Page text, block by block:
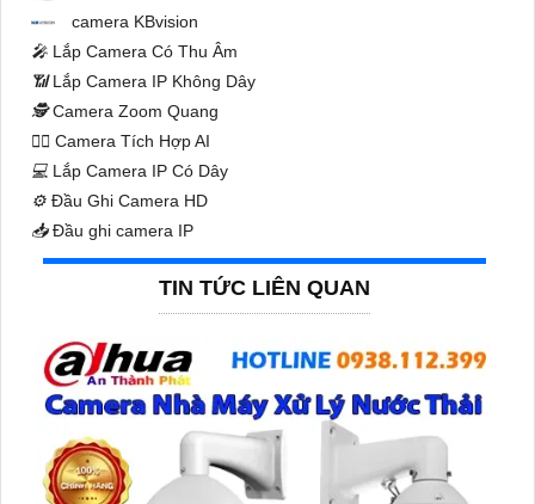
camera KBvision
️🎤️ Lắp Camera Có Thu Âm
📶Lắp Camera IP Không Dây
🕵️Camera Zoom Quang
🧛‍♀️ Camera Tích Hợp AI
💻 Lắp Camera IP Có Dây
⚙️ Đầu Ghi Camera HD
📥Đầu ghi camera IP
TIN TỨC LIÊN QUAN